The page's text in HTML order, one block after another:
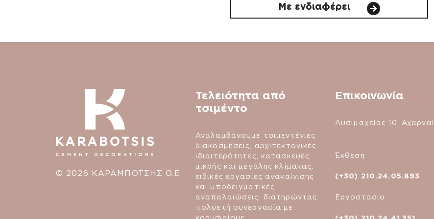
Με ενδιαφέρει
© 2026 ΚΑΡΑΜΠΟΤΣΗΣ Ο.Ε.
Τελειότητα από
τσιμέντο
Αναλαμβάνουμε τσιμεντένιες
διακοσμήσεις, αρχιτεκτονικές
ιδιαιτερότητες, κατασκευές
μικρής και μεγάλης κλίμακας,
ειδικές εργασίες ανακαίνισης
και υποδειγματικές
αναπαλαιώσεις, διατηρώντας
πολυετή συνεργασία με
Επικοινωνία
Λυσιμαχείας 10, Αχαρναί
Έκθεση
(+30) 210.24.05.893
Εργοστάσιο